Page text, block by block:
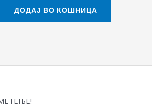
ДОДАЈ ВО КОШНИЦА